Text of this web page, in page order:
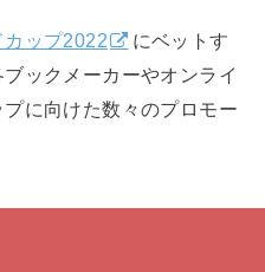
カップ2022
にベットす
ックメーカーやオンライ
に向けた数々のプロモー